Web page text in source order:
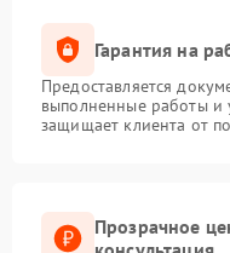
Гарантия на
Предоставляется
выполненные работы и
защищает клиента от
Прозрачное